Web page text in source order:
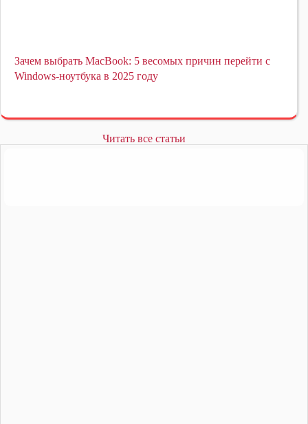
Зачем выбрать MacBook: 5 весомых причин перейти с
Windows-ноутбука в 2025 году
Читать все статьи